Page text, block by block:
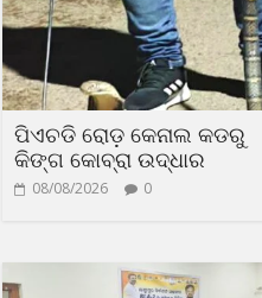
ପିଏଚଡି ରୋଡ଼ କେନାଲ କଡରୁ
କିଙ୍ଗ କୋବ୍ରା ଉଦ୍ଧାର
08/08/2026 0